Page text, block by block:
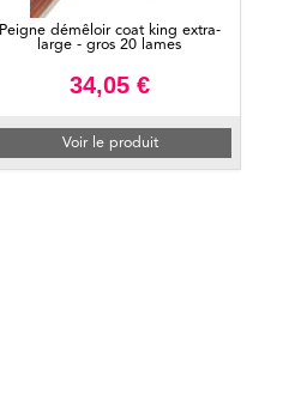
Peigne démêloir coat king extra-
large - gros 20 lames
34,05 €
Voir le produit